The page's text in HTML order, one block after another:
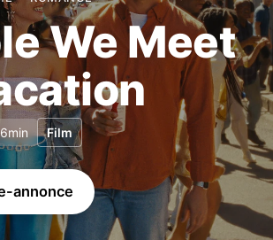
We Meet
Film
annonce